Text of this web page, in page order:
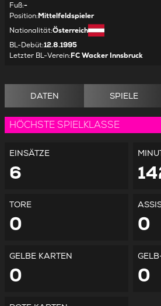
Fuß:-
Position:Mittelfeldspieler
Nationalität:Österreich
BL-Debüt:12.8.1995
Letzter BL-Verein:FC Wacker Innsbruck
DATEN SPIELE
HÖCHSTE SPIELKLASSE
EINSÄTZE
6
TORE
0 0
GELBE KARTEN
0 0